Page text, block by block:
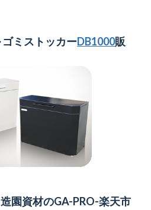
ミストッカーDB1000販
園資材のGA-PRO-楽天市